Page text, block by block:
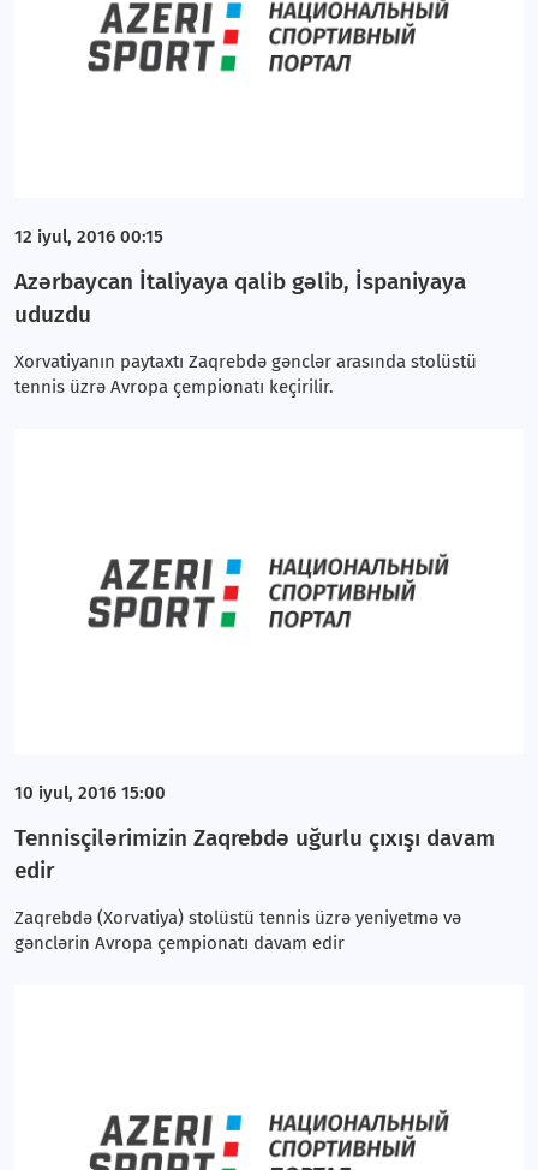
12 iyul, 2016 00:15
Azərbaycan İtaliyaya qalib gəlib, İspaniyaya
uduzdu
Xorvatiyanın paytaxtı Zaqrebdə gənclər arasında stolüstü
tennis üzrə Avropa çempionatı keçirilir.
10 iyul, 2016 15:00
Tennisçilərimizin Zaqrebdə uğurlu çıxışı davam
edir
Zaqrebdə (Xorvatiya) stolüstü tennis üzrə yeniyetmə və
gənclərin Avropa çempionatı davam edir